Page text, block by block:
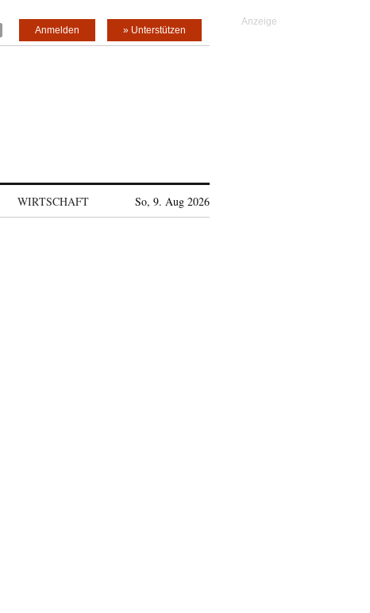
» Unterstützen
Anmelden
WIRTSCHAFT So, 9. Aug 2026